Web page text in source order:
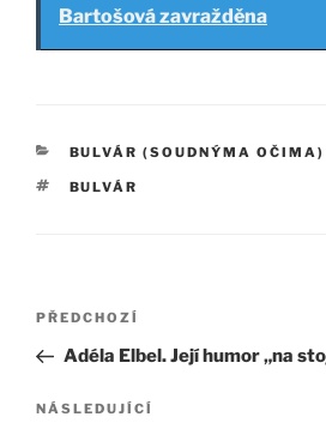
Bartošová zavražděna
RUBRIKY
BULVÁR (SOUDNÝMA OČIMA)
ŠTÍTKY
BULVÁR
Navigace
příspěvek
Předchozí
příspěvek
PŘEDCHOZÍ
Adéla Elbel. Její humor „na
Následující
NÁSLEDUJÍCÍ